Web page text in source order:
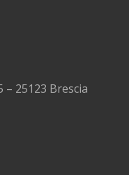
25123 Brescia